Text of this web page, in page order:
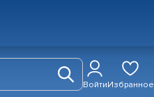
ВойтиИзбранное